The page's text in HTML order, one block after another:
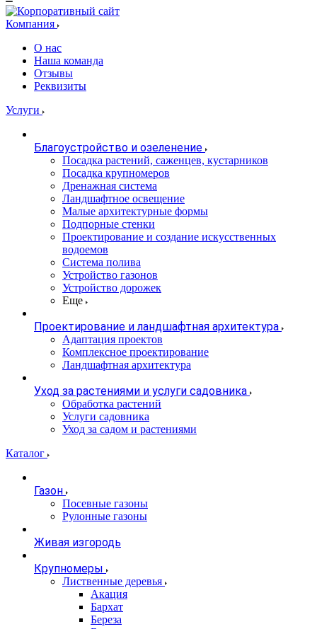
Компания
О нас
Наша команда
Отзывы
Реквизиты
Услуги
Благоустройство и озеленение
Посадка растений, саженцев, кустарников
Посадка крупномеров
Дренажная система
Ландшафтное освещение
Малые архитектурные формы
Подпорные стенки
Проектирование и создание искусственных
водоемов
Система полива
Устройство газонов
Устройство дорожек
Еще
Проектирование и ландшафтная архитектура
Адаптация проектов
Комплексное проектирование
Ландшафтная архитектура
Уход за растениями и услуги садовника
Обработка растений
Услуги садовника
Уход за садом и растениями
Каталог
Газон
Посевные газоны
Рулонные газоны
Живая изгородь
Крупномеры
Лиственные деревья
Акация
Бархат
Береза